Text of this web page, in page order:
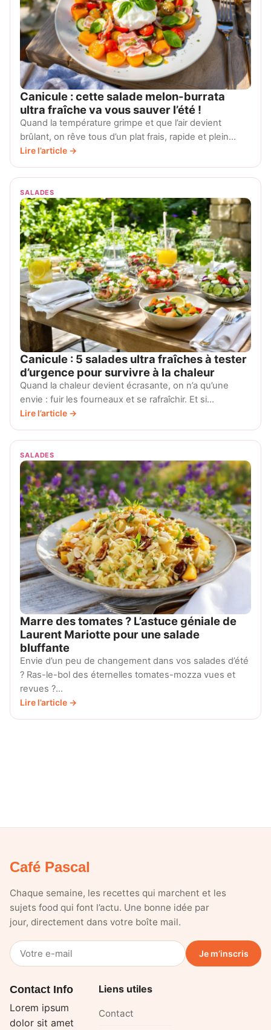
Canicule : cette salade melon-burrata
ultra fraîche va vous sauver l’été !
Quand la température grimpe et que l’air devient
brûlant, on rêve tous d’un plat frais, rapide et plein…
Lire l’article →
SALADES
Canicule : 5 salades ultra fraîches à tester
d’urgence pour survivre à la chaleur
Quand la chaleur devient écrasante, on n’a qu’une
envie : fuir les fourneaux et se rafraîchir. Et si…
Lire l’article →
SALADES
Marre des tomates ? L’astuce géniale de
Laurent Mariotte pour une salade
bluffante
Envie d’un peu de changement dans vos salades d’été
? Ras-le-bol des éternelles tomates-mozza vues et
revues ?…
Lire l’article →
Café Pascal
Chaque semaine, les recettes qui marchent et les
sujets food qui font l’actu. Une bonne idée par
jour, directement dans votre boîte mail.
Votre
e-
Je m’inscris
Contact Info
Lorem ipsum
dolor sit amet
Liens utiles
Contact